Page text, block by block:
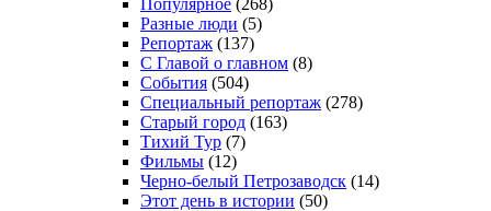
Разные люди (5)
Репортаж (137)
С Главой о главном (8)
События (504)
Специальный репортаж (278)
Старый город (163)
Тихий Тур (7)
Фильмы (12)
Черно-белый Петрозаводск (14)
Этот день в истории (50)